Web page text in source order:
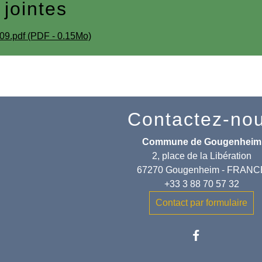
(PDF - 0.15Mo)
Contactez-
Commune de Gougenheim
2, place de la Libération
67270 Gougenheim -
+33 3 88 70 57 32
Contact par formulaire